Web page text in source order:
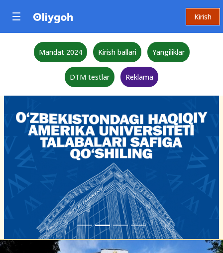
Kirish
Mandat 2024 Kirish ballari Yangiliklar
DTM testlar Reklama